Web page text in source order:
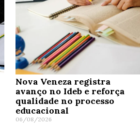
Nova Veneza registra
avanço no Ideb e reforça
qualidade no processo
educacional
06/08/2026